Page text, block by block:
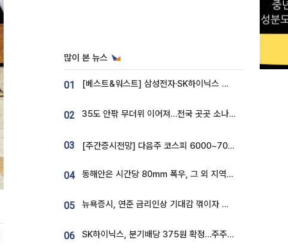
많이 본 뉴스
01 [베스트&워스트] 삼성전자·SK하이닉스 밀린 한 주…상상인증권은 85% 급등
02 35도 안팎 무더위 이어져…전국 곳곳 소나기 [오늘 날씨]
03 [주간증시전망] 다음주 코스피 6000~7000⋯“外人 수급은 정책이 변수”
04 동해안은 시간당 80㎜ 폭우, 그 외 지역은 폭염…‘극과 극 날씨’
05 뉴욕증시, 연준 금리인상 기대감 꺾이자 상승...S&P500 사상 최고치 [종합]
06 SK하이닉스, 분기배당 375원 확정…주주환원책 9월로 앞당겨 발표